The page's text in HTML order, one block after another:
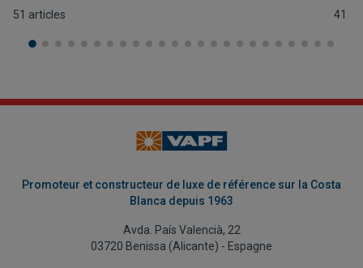
51 articles 41
Promoteur et constructeur de luxe de référence sur la Costa
Blanca depuis 1963
Avda. País Valencià, 22
03720 Benissa (Alicante) - Espagne